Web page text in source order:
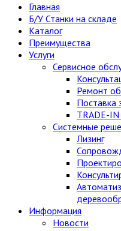
Главная
Б/У Станки на складе
Каталог
Преимущества
Услуги
Сервисное
Ремонт
Поставка
TRADE-
Системные
Лизинг
Информация
Новости